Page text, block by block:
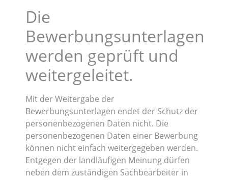
Die
Bewerbungsunterlagen
werden geprüft und
weitergeleitet.
Mit der Weitergabe der
Bewerbungsunterlagen endet der Schutz der
personenbezogenen Daten nicht. Die
personenbezogenen Daten einer Bewerbung
können nicht einfach weitergegeben werden.
Entgegen der landläufigen Meinung dürfen
neben dem zuständigen Sachbearbeiter in